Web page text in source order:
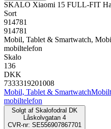
SKALO Xiaomi 15 FULL-FIT
Sort
914781
914781
Mobil, Tablet & Smartwatch,
mobiltelefon
Skalo
136
DKK
7333319201008
Mobil, Tablet & Smartwatch
mobiltelefon
Solgt af Skalofodral DK
Låskolvgatan 4
CVR-nr: SE556907867701